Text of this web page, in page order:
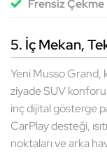
Frensiz
5. İç Mekan,
Yeni Musso Grand,
ziyade SUV
inç dijital gösterge
CarPlay desteği,
noktaları ve arka